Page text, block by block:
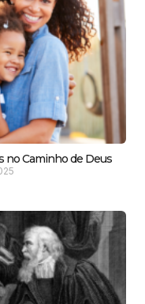
no Caminho de Deus